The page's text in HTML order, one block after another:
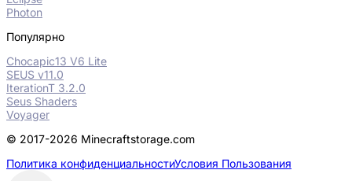
Photon
Популярно
Chocapic13 V6 Lite
SEUS v11.0
IterationT 3.2.0
Seus Shaders
Voyager
© 2017-2026 Minecraftstorage.com
Политика конфиденциальностиУсловия Пользования